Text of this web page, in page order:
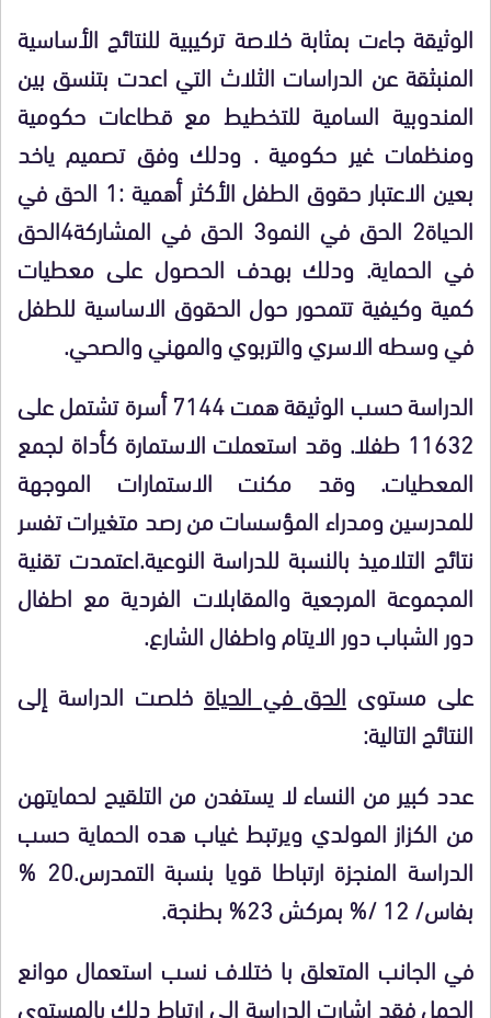
الوثيقة جاءت بمثابة خلاصة تركيبية للنتائج الأساسية
المنبثقة عن الدراسات الثلاث التي اعدت بتنسق بين
المندوبية السامية للتخطيط مع قطاعات حكومية
ومنظمات غير حكومية . ودلك وفق تصميم ياخد
بعين الاعتبار حقوق الطفل الأكثر أهمية :1 الحق في
الحياة2 الحق في النمو3 الحق في المشاركة4الحق
في الحماية. ودلك بهدف الحصول على معطيات
كمية وكيفية تتمحور حول الحقوق الاساسية للطفل
في وسطه الاسري والتربوي والمهني والصحي.
الدراسة حسب الوثيقة همت 7144 أسرة تشتمل على
11632 طفلا. وقد استعملت الاستمارة كأداة لجمع
المعطيات. وقد مكنت الاستمارات الموجهة
للمدرسين ومدراء المؤسسات من رصد متغيرات تفسر
نتائج التلاميذ بالنسبة للدراسة النوعية.اعتمدت تقنية
المجموعة المرجعية والمقابلات الفردية مع اطفال
دور الشباب دور الايتام واطفال الشارع.
على مستوى الحق في الحياة خلصت الدراسة إلى
النتائج التالية:
عدد كبير من النساء لا يستفدن من التلقيح لحمايتهن
من الكزاز المولدي ويرتبط غياب هده الحماية حسب
الدراسة المنجزة ارتباطا قويا بنسبة التمدرس.20
%
بفاس/ 12
/%بمركش23%
بطنجة.
في الجانب المتعلقبا ختلاف نسب استعمال موانع
الحمل فقد اشارت الدراسة الى ارتباط دلك بالمستوى